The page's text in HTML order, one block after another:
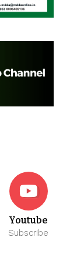
Youtube
Subscribe